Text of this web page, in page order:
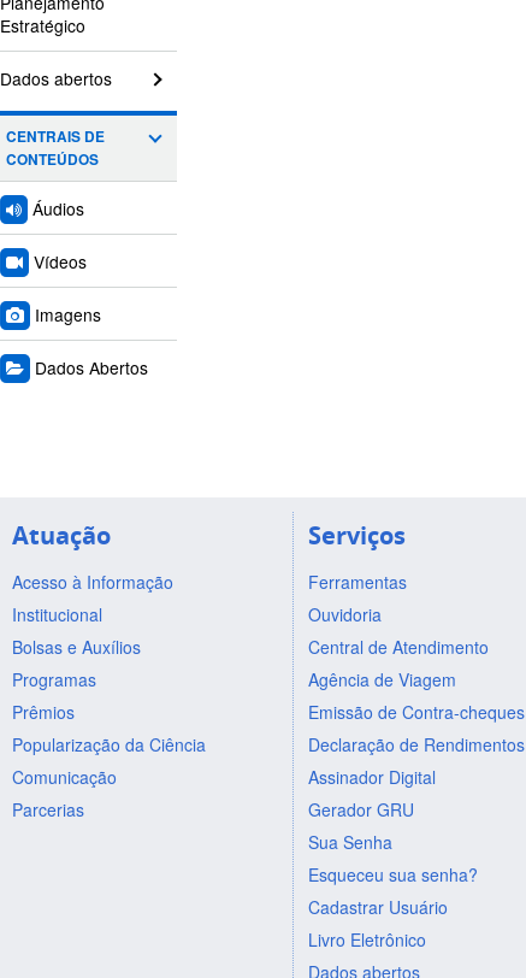
Estratégico
Dados abertos
CENTRAIS DE
CONTEÚDOS
Áudios
Vídeos
Imagens
Dados Abertos
Atuação
Acesso à Informação
Institucional
Bolsas e Auxílios
Programas
Prêmios
Popularização da Ciência
Comunicação
Parcerias
Serviços
Ferramentas
Ouvidoria
Central de Atendimento
Agência de Viagem
Emissão de Contra-cheques
Declaração de Rendimentos
Assinador Digital
Gerador GRU
Sua Senha
Esqueceu sua senha?
Cadastrar Usuário
Livro Eletrônico
Dados abertos